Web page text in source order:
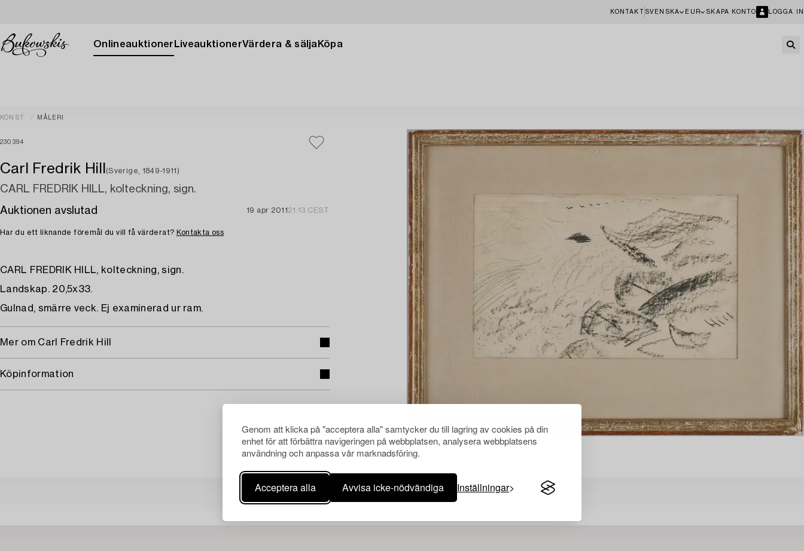
Genom att klicka på "acceptera alla" samtycker du till lagring av cookies på din
enhet för att förbättra navigeringen på webbplatsen, analysera webbplatsens
användning och anpassa vår marknadsföring.
Acceptera alla Avvisa icke-nödvändiga Inställningar
KONTAKT SVENSKA EUR SKAPA KONTO LOGGA IN
Onlineauktioner LiveauktionerVärdera & sälja Köpa
KONST MÅLERI
230394
Carl Fredrik Hill (Sverige, 1849-1911)
CARL FREDRIK HILL, kolteckning, sign.
Auktionen avslutad
19 apr 2011 21:13 CEST
Har du ett liknande föremål du vill få värderat? Kontakta oss
CARL FREDRIK HILL, kolteckning, sign.
Landskap. 20,5x33.
Gulnad, smärre veck. Ej examinerad ur ram.
Mer om Carl Fredrik Hill
Köpinformation
Andra har även tittat på